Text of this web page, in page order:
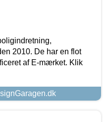
2010. De har en flot
af E-mærket. Klik